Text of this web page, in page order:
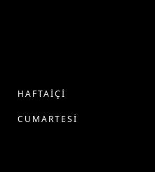
HAFTAİÇİ
CUMARTESİ